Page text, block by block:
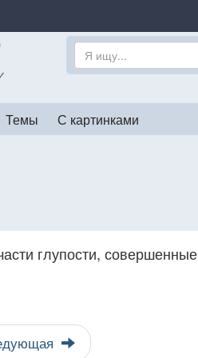
Темы С картинками
глупости, совершенные